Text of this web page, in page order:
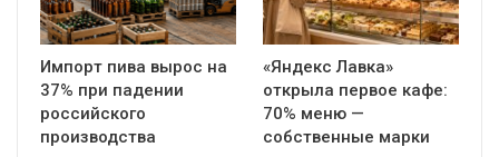
Импорт пива вырос на
37% при падении
российского
производства
«Яндекс Лавка»
открыла первое кафе:
70% меню —
собственные марки